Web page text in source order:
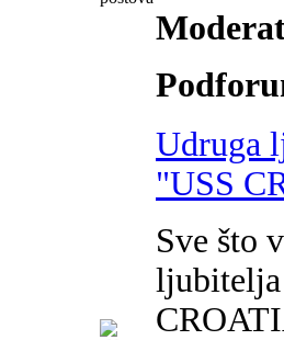
Udruga
"USS
Sve što
ljubitelja